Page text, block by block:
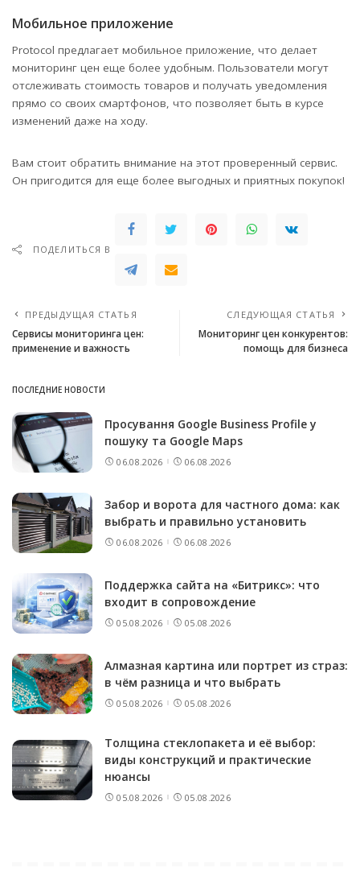
Мобильное приложение
Protocol предлагает мобильное приложение, что делает
мониторинг цен еще более удобным. Пользователи могут
отслеживать стоимость товаров и получать уведомления
прямо со своих смартфонов, что позволяет быть в курсе
изменений даже на ходу.
Вам стоит обратить внимание на этот проверенный сервис.
Он пригодится для еще более выгодных и приятных покупок!
ПОДЕЛИТЬСЯ В
ПРЕДЫДУЩАЯ СТАТЬЯ
Сервисы мониторинга цен:
применение и важность
СЛЕДУЮЩАЯ СТАТЬЯ
Мониторинг цен конкурентов:
помощь для бизнеса
ПОСЛЕДНИЕ НОВОСТИ
Просування Google Business Profile у
пошуку та Google Maps
06.08.2026 06.08.2026
Забор и ворота для частного дома: как
выбрать и правильно установить
06.08.2026 06.08.2026
Поддержка сайта на «Битрикс»: что
входит в сопровождение
05.08.2026 05.08.2026
Алмазная картина или портрет из страз:
в чём разница и что выбрать
05.08.2026 05.08.2026
Толщина стеклопакета и её выбор:
виды конструкций и практические
нюансы
05.08.2026 05.08.2026